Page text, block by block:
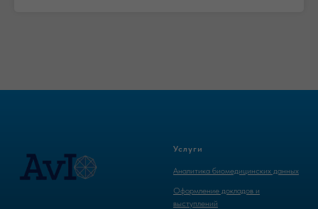
Услуги
Аналитика биомедицинских данных
Оформление докладов и
выступлений